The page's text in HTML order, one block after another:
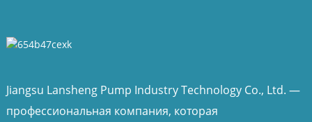
Jiangsu Lansheng Pump Industry Technology Co., Ltd. —
профессиональная компания, которая